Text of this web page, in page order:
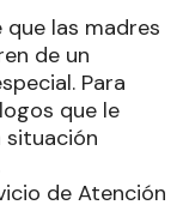
las madres
de un
Para
que le
situación
de Atención